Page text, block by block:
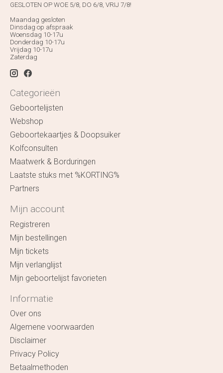
GESLOTEN OP WOE 5/8, DO 6/8, VRIJ 7/8!
Maandag gesloten
Dinsdag op afspraak
Woensdag 10-17u
Donderdag 10-17u
Vrijdag 10-17u
Zaterdag
Categorieën
Geboortelijsten
Webshop
Geboortekaartjes & Doopsuiker
Kolfconsulten
Maatwerk & Borduringen
Laatste stuks met %KORTING%
Partners
Mijn account
Registreren
Mijn bestellingen
Mijn tickets
Mijn verlanglijst
Mijn geboortelijst favorieten
Informatie
Over ons
Algemene voorwaarden
Disclaimer
Privacy Policy
Betaalmethoden